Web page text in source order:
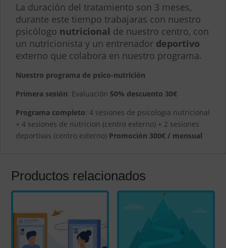
La duración del tratamiento son 3 meses,
durante este tiempo trabajaras con nuestro
psicólogo nutricional de nuestro centro, con
un nutricionista y un entrenador deportivo
externo que colabora en nuestro programa.
Nuestro programa de psico-nutrición
Primera sesión: Evaluación 50% descuento 30€
Programa completo: 4 sesiones de psicologia nutricional
+ 4 sesiones de nutricion (centro externo) + 2 sesiones
deportivas (centro externo) Promoción 300€ / mensual
Productos relacionados